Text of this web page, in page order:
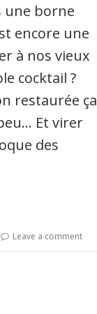
une borne
encore une
à nos vieux
cocktail ?
restaurée ça
Et virer
des
Leave a comment